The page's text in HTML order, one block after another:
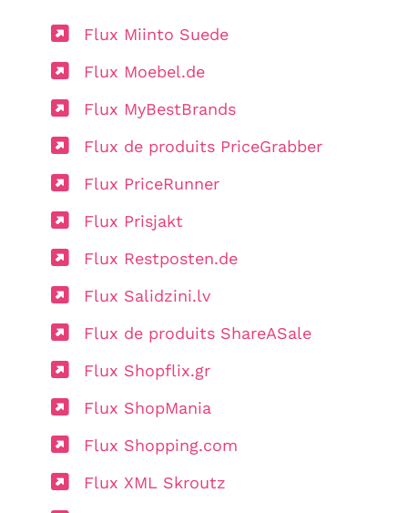
Flux Miinto Suede
Flux Moebel.de
Flux MyBestBrands
Flux de produits PriceGrabber
Flux PriceRunner
Flux Prisjakt
Flux Restposten.de
Flux Salidzini.lv
Flux de produits ShareASale
Flux Shopflix.gr
Flux ShopMania
Flux Shopping.com
Flux XML Skroutz